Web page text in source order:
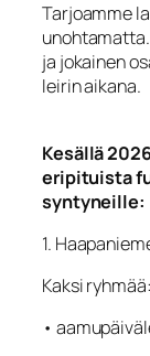
Tarjoamme
ja jokainen
leirin aikana.
Kesällä
eripituista
syntyneille:
1.
Kaksi ryhmää:
•